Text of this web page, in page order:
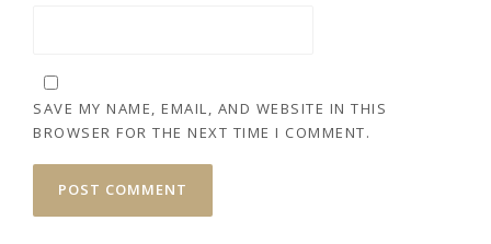
SAVE MY NAME, EMAIL, AND WEBSITE IN THIS
BROWSER FOR THE NEXT TIME I COMMENT.